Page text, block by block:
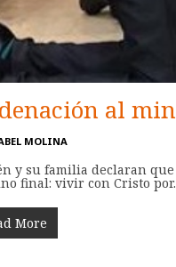
al
MOLINA
y su familia declaran
final: vivir con Cristo
More